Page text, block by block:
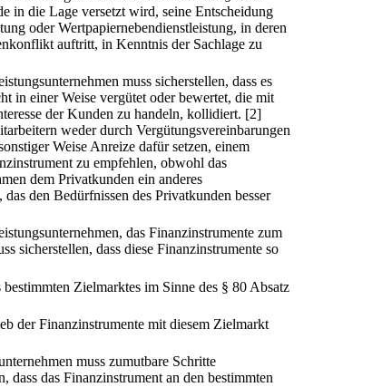
in die Lage versetzt wird, seine Entscheidung
oder Wertpapiernebendienstleistung, in deren
auftritt, in Kenntnis der Sachlage zu
muss sicherstellen, dass es
in einer Weise vergütet oder bewertet, die mit
der Kunden zu handeln, kollidiert. [2]
weder durch Vergütungsvereinbarungen
Weise Anreize dafür setzen, einem
zu empfehlen, obwohl das
dem Privatkunden ein anderes
den Bedürfnissen des Privatkunden besser
das Finanzinstrumente zum
sicherstellen, dass diese Finanzinstrumente so
Zielmarktes im Sinne des § 80 Absatz
der Finanzinstrumente mit diesem Zielmarkt
muss zumutbare Schritte
dass das Finanzinstrument an den bestimmten